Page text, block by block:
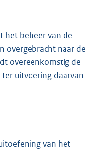
het beheer van de
overgebracht naar de
overeenkomstig de
uitvoering daarvan
van het